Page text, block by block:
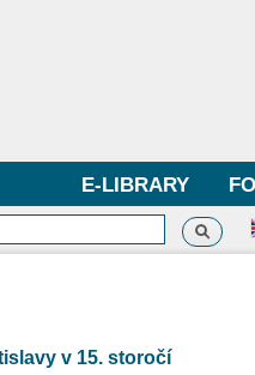
E-LIBRARY
form
v 15. storočí